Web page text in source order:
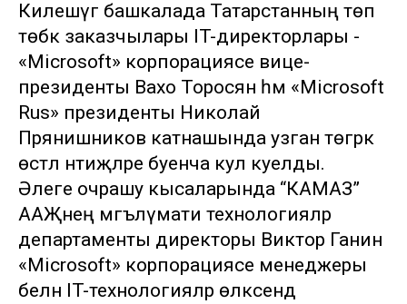
Килешүгә башкалада Татарстанның төп
төбәк заказчылары IT-директорлары -
«Microsoft» корпорациясе вице-
президенты Вахо Торосян һәм «Microsoft
Rus» президенты Николай
Прянишников катнашында узган төгәрәк
өстәл нәтиҗәләре буенча кул куелды.
Әлеге очрашу кысаларында “КАМАЗ”
ААҖнең мәгълүмати технологияләр
департаменты директоры Виктор Ганин
«Microsoft» корпорациясе менеджеры
белән IT-технологияләр өлкәсендә